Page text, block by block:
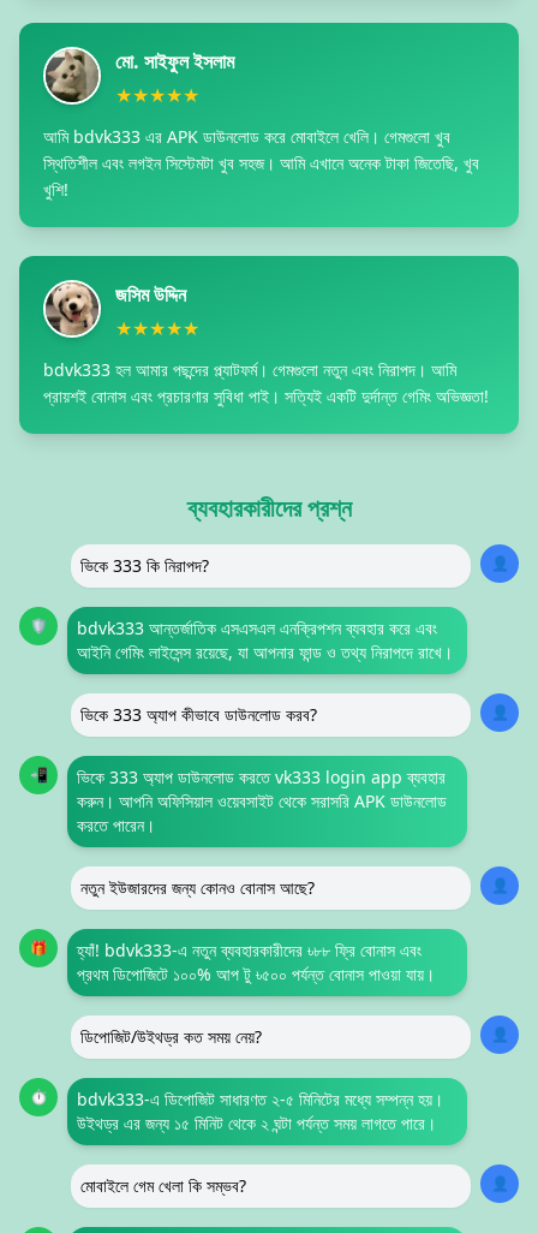
মো. সাইফুল ইসলাম
★★★★★
আমি bdvk333 এর APK ডাউনলোড করে মোবাইলে খেলি। গেমগুলো খুব
স্থিতিশীল এবং লগইন সিস্টেমটা খুব সহজ। আমি এখানে অনেক টাকা জিতেছি, খুব
খুশি!
জসিম উদ্দিন
★★★★★
bdvk333 হল আমার পছন্দের প্ল্যাটফর্ম। গেমগুলো নতুন এবং নিরাপদ। আমি
প্রায়শই বোনাস এবং প্রচারণার সুবিধা পাই। সত্যিই একটি দুর্দান্ত গেমিং অভিজ্ঞতা!
ব্যবহারকারীদের প্রশ্ন
ভিকে 333 কি নিরাপদ? 👤
🛡️
bdvk333 আন্তর্জাতিক এসএসএল এনক্রিপশন ব্যবহার করে এবং
আইনি গেমিং লাইসেন্স রয়েছে, যা আপনার ফান্ড ও তথ্য নিরাপদে রাখে।
ভিকে 333 অ্যাপ কীভাবে ডাউনলোড করব? 👤
📲
ভিকে 333 অ্যাপ ডাউনলোড করতে vk333 login app ব্যবহার
করুন। আপনি অফিসিয়াল ওয়েবসাইট থেকে সরাসরি APK ডাউনলোড
করতে পারেন।
নতুন ইউজারদের জন্য কোনও বোনাস আছে? 👤
🎁
হ্যাঁ! bdvk333-এ নতুন ব্যবহারকারীদের ৳৮৮ ফ্রি বোনাস এবং
প্রথম ডিপোজিটে ১০০% আপ টু ৳৫০০ পর্যন্ত বোনাস পাওয়া যায়।
ডিপোজিট/উইথড্র কত সময় নেয়? 👤
⏱️
bdvk333-এ ডিপোজিট সাধারণত ২-৫ মিনিটের মধ্যে সম্পন্ন হয়।
উইথড্র এর জন্য ১৫ মিনিট থেকে ২ ঘন্টা পর্যন্ত সময় লাগতে পারে।
মোবাইলে গেম খেলা কি সম্ভব? 👤